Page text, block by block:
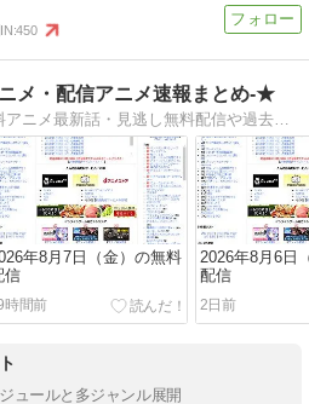
450
メ・配信アニメ速報まとめ-★
アニ速は最速で公式の無料アニメ最新話・見逃し無料配信や過去アニメの一挙無料放送等、公式配信を紹介しているサイトです。
年8月7日（金）の無料
信
時間前
2026年8月6日
配信
2日前
ュールと多ジャンル展開